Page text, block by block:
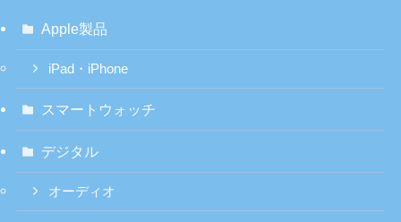
Apple製品
iPad・iPhone
スマートウォッチ
デジタル
オーディオ